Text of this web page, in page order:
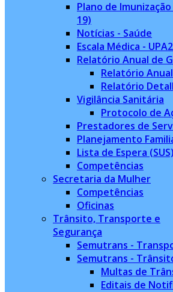
Plano de
19)
Notícias - Saúde
Escala Médica -
Relatório Anual de
Relatório
Relatório
Vigilância Sanitária
Protocolo de
Prestadores de
Planejamento
Lista de Espera (SUS)
Competências
Secretaria da Mulher
Competências
Oficinas
Trânsito, Transporte e
Segurança
Semutrans -
Semutrans -
Multas de
Editais de